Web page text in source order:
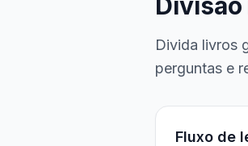
Divida livros
perguntas e
Fluxo de